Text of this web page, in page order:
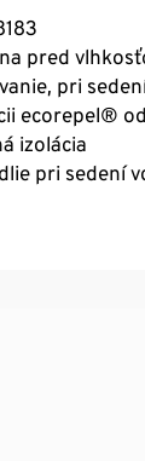
pred
pri
ecorepel®
izolácia
pri sedení
zložiť a
malý formát